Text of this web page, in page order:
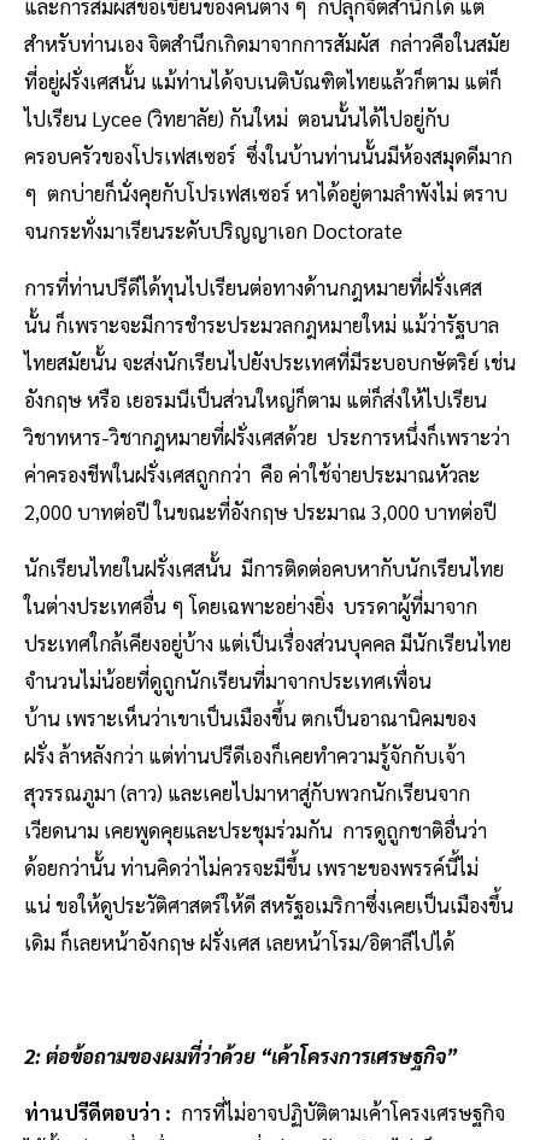
และการสัมผัสข้อเขียนของคนต่าง ๆ ก็ปลุกจิตสำนึกได้ แต่
สำหรับท่านเอง จิตสำนึกเกิดมาจากการสัมผัส กล่าวคือในสมัย
ที่อยู่ฝรั่งเศสนั้น แม้ท่านได้จบเนติบัณฑิตไทยแล้วก็ตาม แต่ก็
ไปเรียน Lycee (วิทยาลัย) กันใหม่ ตอนนั้นได้ไปอยู่กับ
ครอบครัวของโปรเฟสเซอร์ ซึ่งในบ้านท่านนั้นมีห้องสมุดดีมาก
ๆ ตกบ่ายก็นั่งคุยกับโปรเฟสเซอร์ หาได้อยู่ตามลำพังไม่ ตราบ
จนกระทั่งมาเรียนระดับปริญญาเอก Doctorate
การที่ท่านปรีดีได้ทุนไปเรียนต่อทางด้านกฎหมายที่ฝรั่งเศส
นั้น ก็เพราะจะมีการชำระประมวลกฎหมายใหม่ แม้ว่ารัฐบาล
ไทยสมัยนั้น จะส่งนักเรียนไปยังประเทศที่มีระบอบกษัตริย์ เช่น
อังกฤษ หรือ เยอรมนีเป็นส่วนใหญ่ก็ตาม แต่ก็ส่งให้ไปเรียน
วิชาทหาร-วิชากฎหมายที่ฝรั่งเศสด้วย ประการหนึ่งก็เพราะว่า
ค่าครองชีพในฝรั่งเศสถูกกว่า คือ ค่าใช้จ่ายประมาณหัวละ
2,000 บาทต่อปี ในขณะที่อังกฤษ ประมาณ 3,000 บาทต่อปี
นักเรียนไทยในฝรั่งเศสนั้น มีการติดต่อคบหากับนักเรียนไทย
ในต่างประเทศอื่น ๆ โดยเฉพาะอย่างยิ่ง บรรดาผู้ที่มาจาก
ประเทศใกล้เคียงอยู่บ้าง แต่เป็นเรื่องส่วนบุคคล มีนักเรียนไทย
จำนวนไม่น้อยที่ดูถูกนักเรียนที่มาจากประเทศเพื่อน
บ้าน เพราะเห็นว่าเขาเป็นเมืองขึ้น ตกเป็นอาณานิคมของ
ฝรั่ง ล้าหลังกว่า แต่ท่านปรีดีเองก็เคยทำความรู้จักกับเจ้า
สุวรรณภูมา (ลาว) และเคยไปมาหาสู่กับพวกนักเรียนจาก
เวียดนาม เคยพูดคุยและประชุมร่วมกัน การดูถูกชาติอื่นว่า
ด้อยกว่านั้น ท่านคิดว่าไม่ควรจะมีขึ้น เพราะของพรรค์นี้ไม่
แน่ ขอให้ดูประวัติศาสตร์ให้ดี สหรัฐอเมริกาซึ่งเคยเป็นเมืองขึ้น
เดิม ก็เลยหน้าอังกฤษ ฝรั่งเศส เลยหน้าโรม/อิตาลีไปได้
2: ต่อข้อถามของผมที่ว่าด้วย “เค้าโครงการเศรษฐกิจ”
ท่านปรีดีตอบว่า : การที่ไม่อาจปฏิบัติตามเค้าโครงเศรษฐกิจ